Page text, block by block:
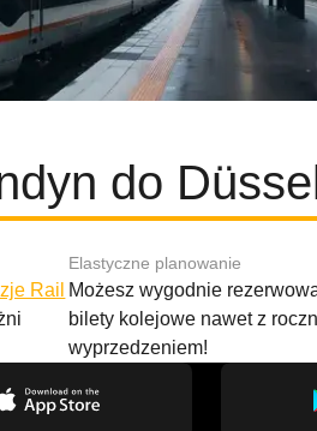
do
Rail
Elastyczne planowanie
Możesz wygodnie
bilety kolejowe nawet z
wyprzedzeniem!